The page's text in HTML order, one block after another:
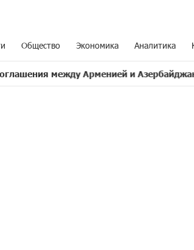
Общество Экономика Аналитика
Арменией и Азербайджаном близко